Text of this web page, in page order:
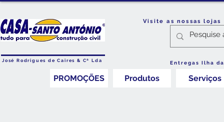
Visite as nossas
José Rodrigues de Caires & Cª Lda Entregas Ilha
PROMOÇÕES Produtos Serviços